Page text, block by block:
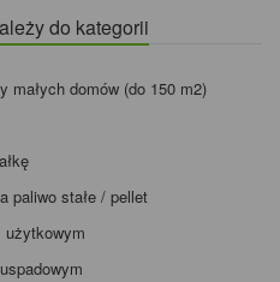
do kategorii
małych domów (do 150 m2)
paliwo stałe / pellet
użytkowym